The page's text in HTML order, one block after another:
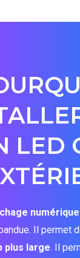
LED
Il permet
plus large. Il